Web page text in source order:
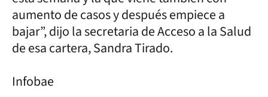
aumento de casos y después empiece a
bajar”, dijo la secretaria de Acceso a la Salud
de esa cartera, Sandra Tirado.
Infobae